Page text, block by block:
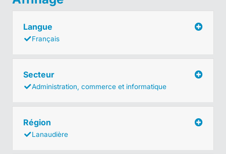
Langue
Français
Secteur
Administration, commerce et informatique
Région
Lanaudière